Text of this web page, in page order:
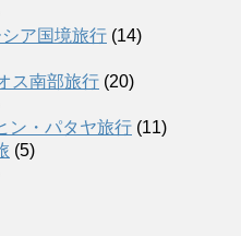
ア国境旅行 (14)
ス南部旅行 (20)
ン・パタヤ旅行 (11)
(5)